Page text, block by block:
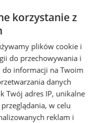
Turecki
mógł wydostać się
korzystanie z
plików cookie i
do przechowywania i
do informacji na Twoim
danych
Twój adres IP, unikalne
w celu
reklam i